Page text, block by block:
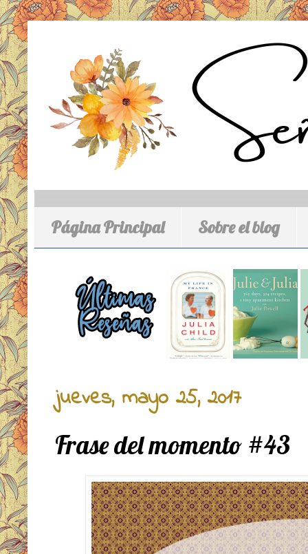
Página Principal Sobre el blog
jueves, mayo 25, 2017
Frase del momento #43